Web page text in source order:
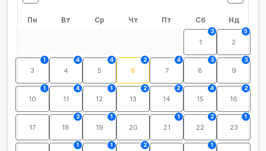
Пн Вт Ср Чт Пт Сб Нд
1
3
2
5
3
1
4
4
5
4
6
2
7
4
8
3
9
3
10
1
11
4
12
1
13
2
14
2
15
4
16
2
17 18
2
19
1
20 21
1
22
2
23
1
1 1 2 1